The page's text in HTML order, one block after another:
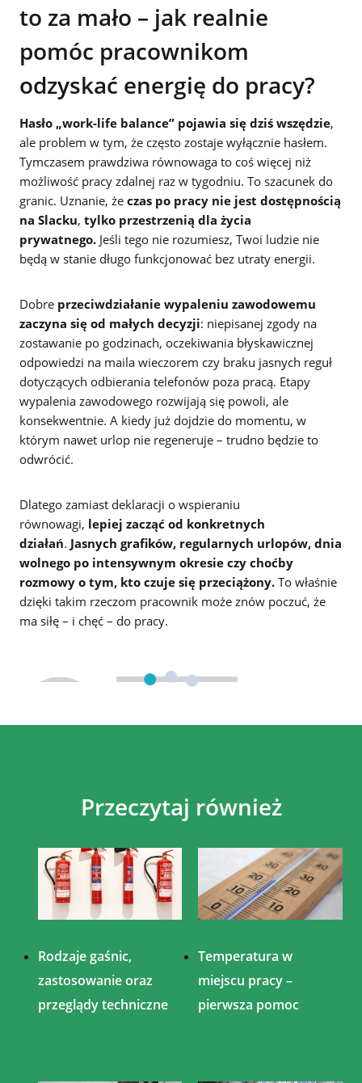
to za mało – jak realnie
pomóc pracownikom
odzyskać energię do pracy?
Hasło „work-life balance” pojawia się dziś wszędzie,
ale problem w tym, że często zostaje wyłącznie hasłem.
Tymczasem prawdziwa równowaga to coś więcej niż
możliwość pracy zdalnej raz w tygodniu. To szacunek do
granic. Uznanie, że czas po pracy nie jest dostępnością
na Slacku, tylko przestrzenią dla życia
prywatnego. Jeśli tego nie rozumiesz, Twoi ludzie nie
będą w stanie długo funkcjonować bez utraty energii.
Dobre przeciwdziałanie wypaleniu zawodowemu
zaczyna się od małych decyzji: niepisanej zgody na
zostawanie po godzinach, oczekiwania błyskawicznej
odpowiedzi na maila wieczorem czy braku jasnych reguł
dotyczących odbierania telefonów poza pracą. Etapy
wypalenia zawodowego rozwijają się powoli, ale
konsekwentnie. A kiedy już dojdzie do momentu, w
którym nawet urlop nie regeneruje – trudno będzie to
odwrócić.
Dlatego zamiast deklaracji o wspieraniu
równowagi, lepiej zacząć od konkretnych
działań. Jasnych grafików, regularnych urlopów, dnia
wolnego po intensywnym okresie czy choćby
rozmowy o tym, kto czuje się przeciążony. To właśnie
dzięki takim rzeczom pracownik może znów poczuć, że
ma siłę – i chęć – do pracy.
Przeczytaj również
Rodzaje gaśnic,
zastosowanie oraz
przeglądy techniczne
Temperatura w
miejscu pracy –
pierwsza pomoc